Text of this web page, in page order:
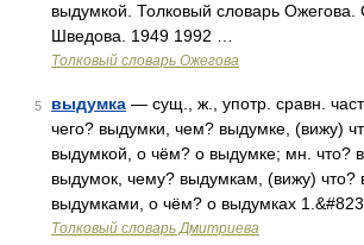
выдумкой. Толковый словарь
Шведова. 1949 1992 …
Толковый словарь Ожегова
5 выдумка — сущ., ж., употр. сравн.
чего? выдумки, чем? выдумке, (вижу)
выдумкой, о чём? о выдумке; мн. что?
выдумок, чему? выдумкам, (вижу) что?
выдумками, о чём? о выдумках
Толковый словарь Дмитриева